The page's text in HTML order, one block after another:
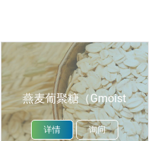
燕麦葡聚糖（Gmoist
ASG）
详情 询问